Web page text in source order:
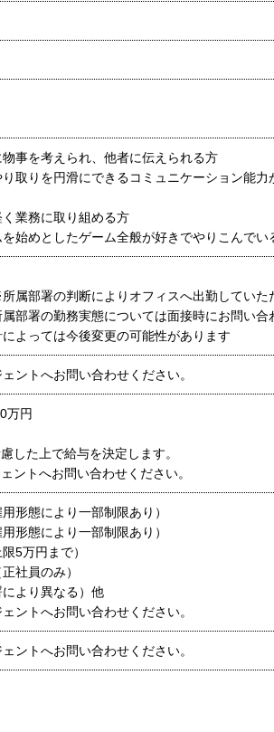
物事を考えられ、他者に伝えられる方
り取りを円滑にできるコミュニケーション能力
く業務に取り組める方
を始めとしたゲーム全般が好きでやりこんでい
属部署の判断によりオフィスへ出勤していた
部署の勤務実態については面接時にお問い合
よっては今後変更の可能性があります
ントへお問い合わせください。
万円
した上で給与を決定します。
ントへお問い合わせください。
形態により一部制限あり）
形態により一部制限あり）
5万円まで）
社員のみ）
により異なる）他
ントへお問い合わせください。
ントへお問い合わせください。